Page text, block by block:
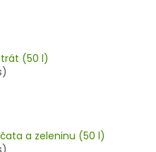
(50 l)
a zeleninu (50 l)